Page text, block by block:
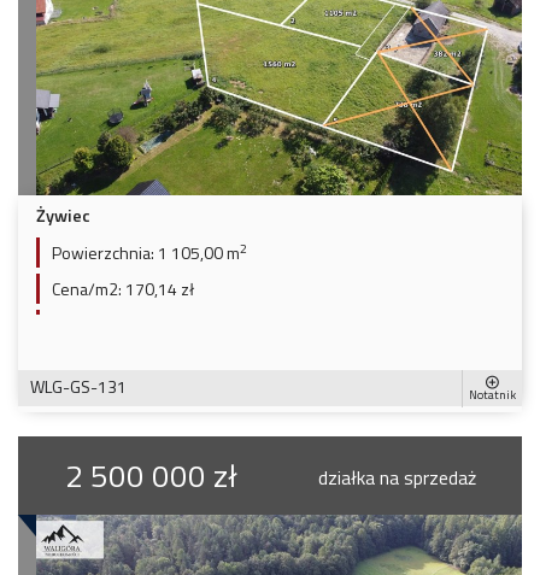
Żywiec
Powierzchnia: 1 105,00 m2
Cena/m2: 170,14 zł
WLG-GS-131 Notatnik
2 500 000 zł działka na sprzedaż